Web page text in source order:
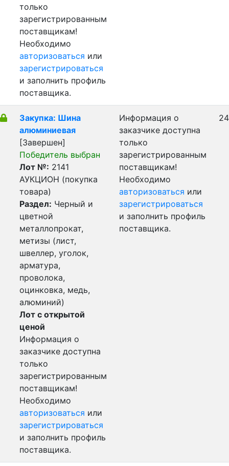
только
зарегистрированным
поставщикам!
Необходимо
авторизоваться или
зарегистрироваться
и заполнить профиль
поставщика.
Закупка: Шина
алюминиевая
[Завершен]
Победитель выбран
Лот №: 2141
АУКЦИОН (покупка
товара)
Раздел: Черный и
цветной
металлопрокат,
метизы (лист,
швеллер, уголок,
арматура,
проволока,
оцинковка, медь,
алюминий)
Лот с открытой
ценой
Информация о
заказчике доступна
только
зарегистрированным
поставщикам!
Необходимо
авторизоваться или
зарегистрироваться
и заполнить профиль
поставщика.
Информация о
заказчике доступна
только
зарегистрированным
поставщикам!
Необходимо
авторизоваться или
зарегистрироваться
и заполнить профиль
поставщика.